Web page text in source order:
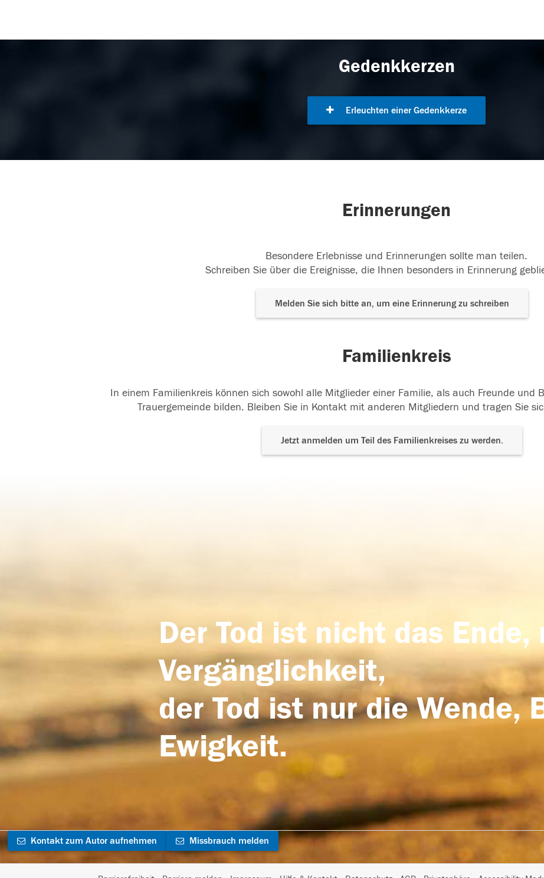
Gedenkkerzen
Erleuchten einer Gedenkkerze
Erinnerungen
Besondere Erlebnisse und Erinnerungen sollte man teilen.
Schreiben Sie über die Ereignisse, die Ihnen besonders in Erinnerung
Melden Sie sich bitte an, um eine Erinnerung zu schreiben
Familienkreis
In einem Familienkreis können sich sowohl alle Mitglieder einer Familie, als auch Freunde und
Trauergemeinde bilden. Bleiben Sie in Kontakt mit anderen Mitgliedern und tragen Sie
Jetzt anmelden um Teil des Familienkreises zu werden.
Der Tod ist nicht das
Vergänglichkeit,
der Tod ist nur die Wende,
Ewigkeit.
Kontakt zum Autor aufnehmen Missbrauch melden